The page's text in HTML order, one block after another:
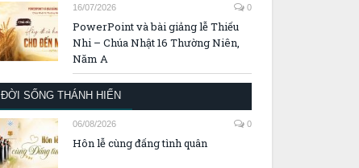
16/07/2026 0
PowerPoint và bài giảng lễ Thiếu
Nhi – Chúa Nhật 16 Thường Niên,
Năm A
ĐỜI SỐNG THÁNH HIẾN
06/08/2026 0
Hôn lễ cùng đấng tình quân